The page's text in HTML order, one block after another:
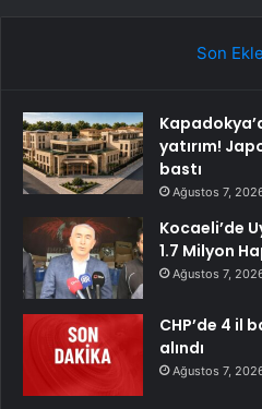
Son
yatırım!
bastı
Ağustos 7,
Kocaeli’de
1.7 Milyon
Ağustos 7,
CHP’de 4 il
alındı
Ağustos 7,